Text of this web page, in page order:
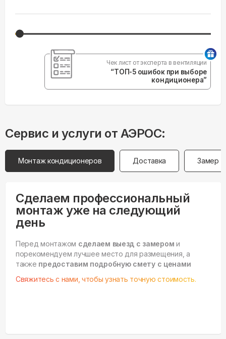
Чек лист от эксперта в вентиляции
“ТОП-5 ошибок при выборе
кондиционера”
Сервис и услуги от АЭРОС:
Монтаж кондиционеров Доставка Замер
Сделаем профессиональный
монтаж уже на следующий
день
Перед монтажом сделаем выезд с замером и
порекомендуем лучшее место для размещения, а
также предоставим подробную смету с ценами
Свяжитесь с нами, чтобы узнать точную стоимость.